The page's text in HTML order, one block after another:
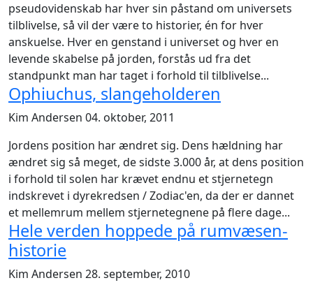
pseudovidenskab har hver sin påstand om universets
tilblivelse, så vil der være to historier, én for hver
anskuelse. Hver en genstand i universet og hver en
levende skabelse på jorden, forstås ud fra det
standpunkt man har taget i forhold til tilblivelse...
Ophiuchus, slangeholderen
Kim Andersen 04. oktober, 2011
Jordens position har ændret sig. Dens hældning har
ændret sig så meget, de sidste 3.000 år, at dens position
i forhold til solen har krævet endnu et stjernetegn
indskrevet i dyrekredsen / Zodiac'en, da der er dannet
et mellemrum mellem stjernetegnene på flere dage...
Hele verden hoppede på rumvæsen-
historie
Kim Andersen 28. september, 2010